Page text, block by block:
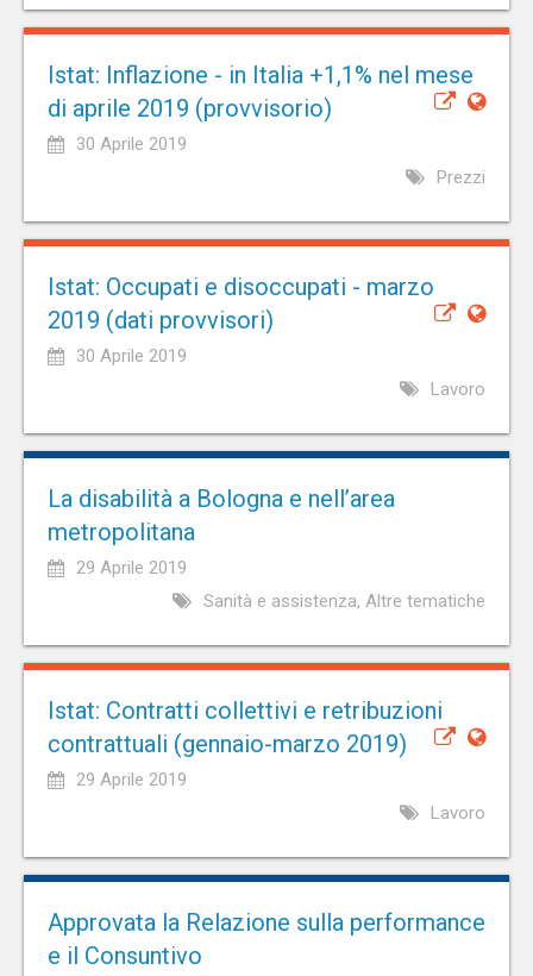
Istat: Inflazione - in Italia +1,1% nel mese
di aprile 2019 (provvisorio)
30 Aprile 2019
Prezzi
Istat: Occupati e disoccupati - marzo
2019 (dati provvisori)
30 Aprile 2019
Lavoro
La disabilità a Bologna e nell’area
metropolitana
29 Aprile 2019
Sanità e assistenza, Altre tematiche
Istat: Contratti collettivi e retribuzioni
contrattuali (gennaio-marzo 2019)
29 Aprile 2019
Lavoro
Approvata la Relazione sulla performance
e il Consuntivo